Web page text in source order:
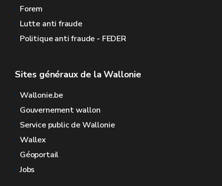
Forem
Lutte anti fraude
Politique anti fraude - FEDER
Sites généraux de la Wallonie
Wallonie.be
Gouvernement wallon
Service public de Wallonie
Wallex
Géoportail
Jobs